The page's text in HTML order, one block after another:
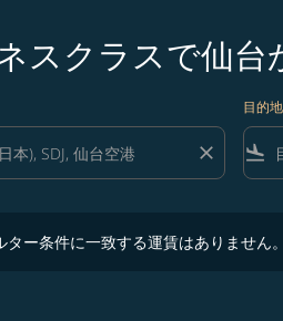
スクラスで仙
close
目的地
flight_land
ター条件に一致する運賃はありません